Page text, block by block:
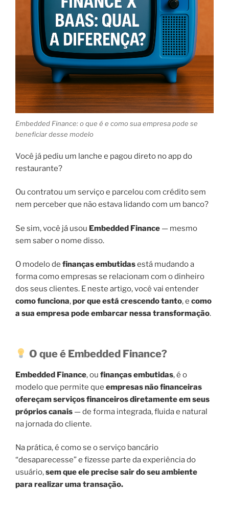
Embedded Finance: o que é e como sua empresa pode se
beneficiar desse modelo
Você já pediu um lanche e pagou direto no app do
restaurante?
Ou contratou um serviço e parcelou com crédito sem
nem perceber que não estava lidando com um banco?
Se sim, você já usou Embedded Finance — mesmo
sem saber o nome disso.
O modelo de finanças embutidasestá mudando a
forma como empresas se relacionam com o dinheiro
dos seus clientes. E neste artigo, você vai entender
como funciona,por que está crescendo tanto, e como
a sua empresa pode embarcar nessa transformação.
O que é Embedded Finance?
Embedded Finance, ou finanças embutidas, é o
modelo que permite que empresas não financeiras
ofereçam serviços financeiros diretamente em seus
próprios canais — de forma integrada, fluida e natural
na jornada do cliente.
Na prática, é como se o serviço bancário
“desaparecesse” e fizesse parte da experiência do
usuário,sem que ele precise sair do seu ambiente
para realizar uma transação.